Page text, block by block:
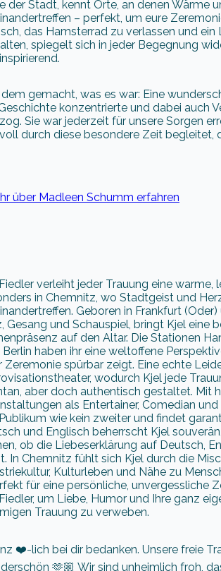
der Stadt, kennt Orte, an denen Wärme
– perfekt, um eure
das Hamsterrad zu verlassen und
spiegelt sich in jeder Begegnung
gemacht, was es war: Eine
konzentrierte und dabei auch
Sie war jederzeit für unsere Sorgen
durch diese besondere Zeit begleitet,
über Madleen Schumm erfahren
verleiht jeder Trauung eine warme,
in Chemnitz, wo Stadtgeist und
Geboren in Frankfurt
Gesang und Schauspiel, bringt Kjel eine
auf den Altar. Die Stationen
haben ihr eine weltoffene
Zeremonie spürbar zeigt. Eine echte
wodurch Kjel jede
aber doch authentisch gestaltet. Mit
als Entertainer, Comedian
wie kein zweiter und findet
und Englisch beherrscht Kjel
ob die Liebeserklärung auf Deutsch,
In Chemnitz fühlt sich Kjel durch die
Kulturleben und Nähe zu
für eine persönliche, unvergessliche
um Liebe, Humor und Ihre ganz
Trauung zu verweben.
❤️-lich bei dir bedanken. Unsere freie
🫶🏼 Wir sind unheimlich froh,